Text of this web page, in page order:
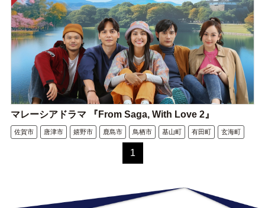
マレーシアドラマ 『From Saga, With Love 2』
佐賀市 唐津市 嬉野市 鹿島市 鳥栖市 基山町 有田町 玄海町
1